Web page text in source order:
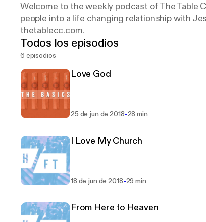
Welcome to the weekly podcast of The Table
people into a life changing relationship with
thetablecc.com.
Todos los episodios
6 episodios
Love God
25 de jun de 2018-28 min
I Love My Church
18 de jun de 2018-29 min
From Here to Heaven